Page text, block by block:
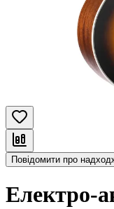
Повідомити про
Електро-